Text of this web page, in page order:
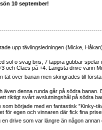
edition, lör 9 -
upp tävlingsledningen (Micke,
sol o svag bris, 7 tappra gubbar
och Claes på +4. Längsta drive vann
tät över banan men skingrades till
även denna runda går på södra
riktigt svårt avslutningshål på södra
började med en fantastisk ”Kinky-
för egen och vinnaren där fick fina
drive som var längre än någon